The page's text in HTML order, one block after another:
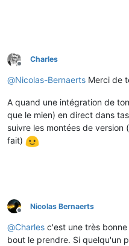
  payload[
'ISOUSC'
  payload[
'IINST' ] = iinst
# Callback on each frame
tasmota.add_rule("TIC"
# fire 1st post
Offline
Charles
@Nicolas-Bernaerts Merci de
A quand une intégration de
que le mien) en direct dans
suivre les montées de version
fait)
Offline
Nicolas Bernaerts
@Charles c'est une très
bout le prendre. Si quelqu'un